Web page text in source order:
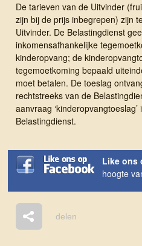
De tarieven van de Uitvinder
zijn bij de prijs inbegrepen) zijn
Uitvinder. De Belastingdienst
inkomensafhankelijke
kinderopvang; de
tegemoetkoming bepaald
moet betalen. De toeslag
rechtstreeks van de
aanvraag
Belastingdienst.
Like ons
hoogte
delen